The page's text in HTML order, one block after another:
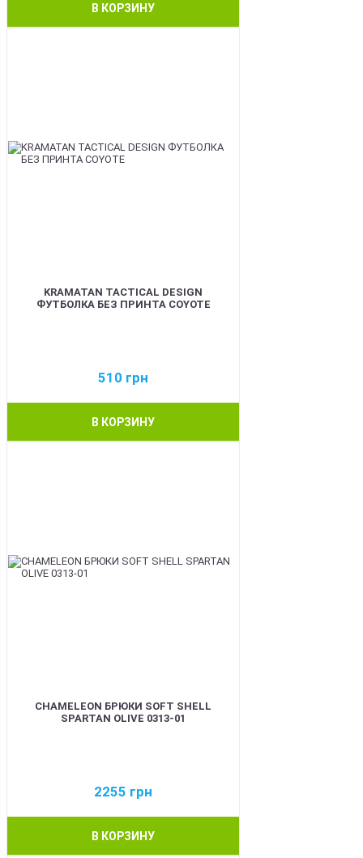
В КОРЗИНУ
KRAMATAN TACTICAL DESIGN
ФУТБОЛКА БЕЗ ПРИНТА COYOTE
510 грн
В КОРЗИНУ
CHAMELEON БРЮКИ SOFT SHELL
SPARTAN OLIVE 0313-01
2255 грн
В КОРЗИНУ